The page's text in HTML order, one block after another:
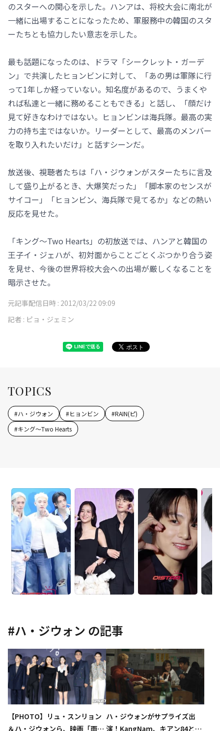
のスターへの関心を示した。ハンアは、将校大会に南北が
一緒に出場することになったため、軍服務中の韓国のスタ
ーたちとも協力したい意志を示した。
最も話題になったのは、ドラマ「シークレット・ガーデ
ン」で共演したヒョンビンに対して、「あの男は軍隊に行
って1年しか経っていない。知名度があるので、うまくや
れば私達と一緒に務めることもできる」と話し、「顔だけ
見て好きなわけではない。ヒョンビンは海兵隊。最高の実
力の持ち主ではないか。リーダーとして、最高のメンバー
を取り入れたいだけ」と話すシーンだ。
放送後、視聴者たちは「ハ・ジウォンがスターたちに言及
して盛り上がるとき、大爆笑だった」「脚本家のセンスが
サイコー」「ヒョンビン、海兵隊で見てるか」などの熱い
反応を見せた。
「キング～Two Hearts」の初放送では、ハンアと韓国の
王子イ・ジェハが、初対面からことごとくぶつかり合う姿
を見せ、今後の世界将校大会への出場が厳しくなることを
暗示させた。
元記事配信日時 : 2012/03/22 09:09
記者 : ピョ・ジェミン
TOPICS
#ハ・ジウォン #ヒョンビン #RAIN(ピ)
#キング～Two Hearts
#ハ・ジウォン の記事
【PHOTO】リュ・スンリョン
＆ハ・ジウォンら、映画「雨
ハ・ジウォンがサプライズ出
演！KangNam、キアン84との